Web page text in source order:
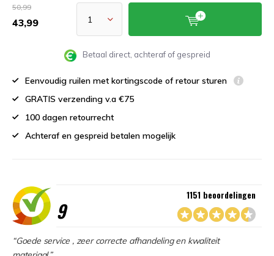
50,99
43,99
Betaal direct, achteraf of gespreid
Eenvoudig ruilen met kortingscode of retour sturen
GRATIS verzending v.a €75
100 dagen retourrecht
Achteraf en gespreid betalen mogelijk
9
1151 beoordelingen
“Goede service , zeer correcte afhandeling en kwaliteit